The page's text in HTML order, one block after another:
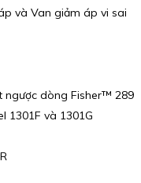
và Van giảm áp vi sai
ngược dòng Fisher™ 289
1301F và 1301G